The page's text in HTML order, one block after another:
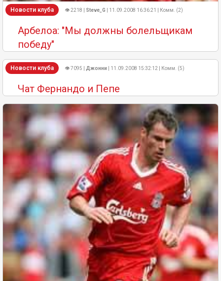
Новости клуба 👁 2218 | Steve_G | 11.09.2008 16:36:21 | Комм. (2)
Арбелоа: "Мы должны болельщикам
победу"
Новости клуба 👁 7095 | Джонни | 11.09.2008 15:32:12 | Комм. (5)
Чат Фернандо и Пепе